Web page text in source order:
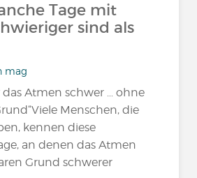
Tage mit
sind als
mag
das Atmen schwer … ohne
Menschen, die
kennen diese
an denen das Atmen
Grund schwerer